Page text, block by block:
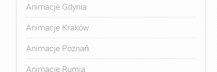
Animacje Gdynia
Animacje Kraków
Animacje Poznań
Animacje Rumia